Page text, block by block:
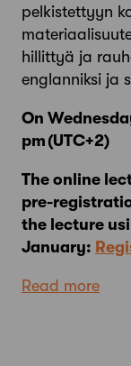
pelkistettyyn
hillittyä ja
englanniksi ja
On
pm (UTC+2)
The online
pre-
the lecture
January:
Read more